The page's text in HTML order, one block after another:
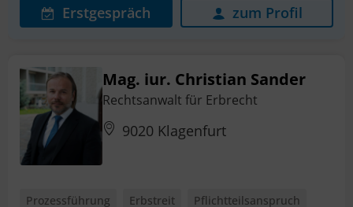
Erstgespräch zum Profil
Mag. iur. Christian Sander
Rechtsanwalt für Erbrecht
9020 Klagenfurt
Prozessführung Erbstreit
Pflichtteilsanspruch